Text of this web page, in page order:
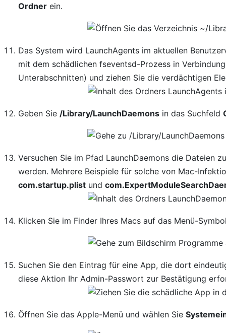
Ordner ein.
Das System wird LaunchAgents im aktuellen
mit dem schädlichen fseventsd-Prozess in
Unterabschnitten) und ziehen Sie die verdächtigen
Geben Sie /Library/LaunchDaemons in das Suchfeld
Versuchen Sie im Pfad LaunchDaemons die Dateien
werden. Mehrere Beispiele für solche von Mac-
com.startup.plist und
Klicken Sie im Finder Ihres Macs auf das Menü-
Suchen Sie den Eintrag für eine App, die dort
diese Aktion Ihr Admin-Passwort zur Bestätigung
Öffnen Sie das Apple-Menü und wählen Sie